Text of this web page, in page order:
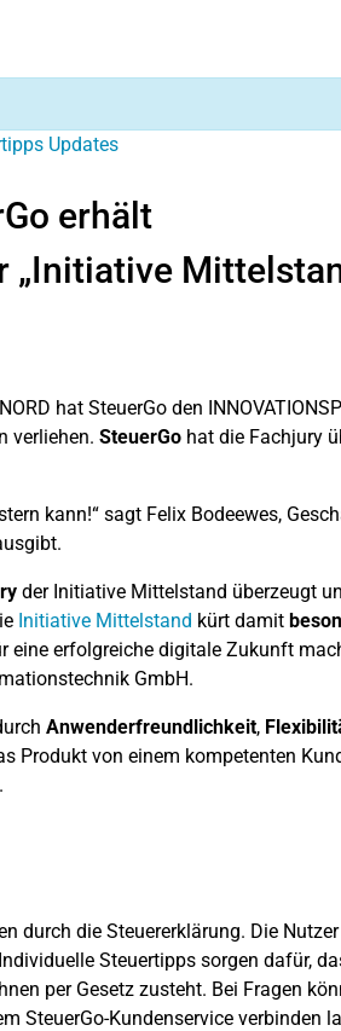
Updates
erhält
„Initiative
hat SteuerGo den
verliehen. SteuerGo hat die Fachjury
kann!“ sagt Felix Bodeewes,
der Initiative Mittelstand überzeugt
Initiative Mittelstand kürt damit
eine erfolgreiche digitale Zukunft
GmbH.
Anwenderfreundlichkeit,
Produkt von einem kompetenten
durch die Steuererklärung. Die
Steuertipps sorgen dafür,
per Gesetz zusteht. Bei Fragen
SteuerGo-Kundenservice verbinden